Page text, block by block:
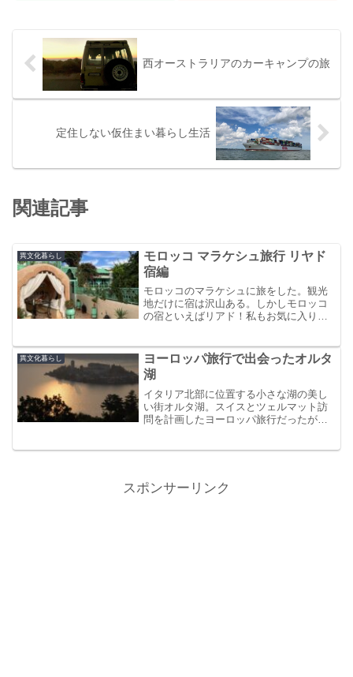
西オーストラリアのカーキャンプの旅
定住しない仮住まい暮らし生活
関連記事
異文化暮らし
モロッコ マラケシュ旅行 リヤド
宿編
モロッコのマラケシュに旅をした。観光
地だけに宿は沢山ある。しかしモロッコ
の宿といえばリアド！私もお気に入りの
ねたが運よく延泊をすることができて快
適な宿タイムであった。
異文化暮らし
ヨーロッパ旅行で出会ったオルタ
湖
イタリア北部に位置する小さな湖の美し
い街オルタ湖。スイスとツェルマット訪
問を計画したヨーロッパ旅行だったが、
スポンサーリンク